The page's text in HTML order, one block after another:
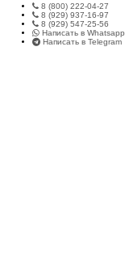
8 (800) 222-04-27
8 (929) 937-16-97
8 (929) 547-25-56
Написать в Whatsapp
Написать в Telegram